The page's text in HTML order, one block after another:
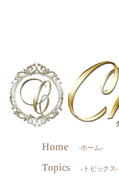
Home -ホーム-
Topics -トピックス-